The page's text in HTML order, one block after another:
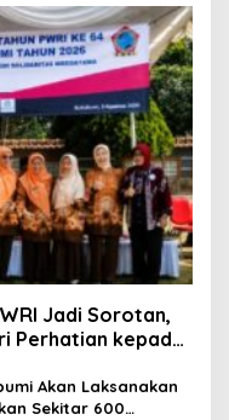
Jadi Sorotan,
Perhatian kepada
Akan Laksanakan
Sekitar 600